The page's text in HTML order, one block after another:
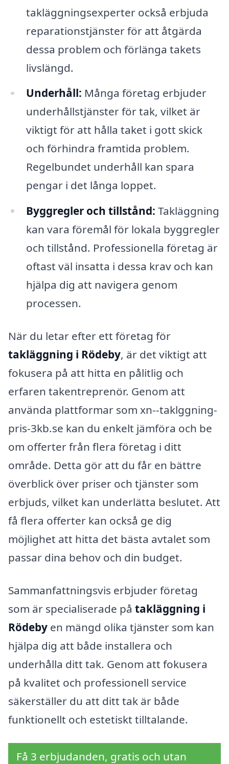
takläggningsexperter också erbjuda
reparationstjänster för att åtgärda
dessa problem och förlänga takets
livslängd.
Underhåll: Många företag erbjuder
underhållstjänster för tak, vilket är
viktigt för att hålla taket i gott skick
och förhindra framtida problem.
Regelbundet underhåll kan spara
pengar i det långa loppet.
Byggregler och tillstånd: Takläggning
kan vara föremål för lokala byggregler
och tillstånd. Professionella företag är
oftast väl insatta i dessa krav och kan
hjälpa dig att navigera genom
processen.
När du letar efter ett företag för
takläggning i Rödeby, är det viktigt att
fokusera på att hitta en pålitlig och
erfaren takentreprenör. Genom att
använda plattformar som xn--taklggning-
pris-3kb.se kan du enkelt jämföra och be
om offerter från flera företag i ditt
område. Detta gör att du får en bättre
överblick över priser och tjänster som
erbjuds, vilket kan underlätta beslutet. Att
få flera offerter kan också ge dig
möjlighet att hitta det bästa avtalet som
passar dina behov och din budget.
Sammanfattningsvis erbjuder företag
som är specialiserade på takläggning i
Rödeby en mängd olika tjänster som kan
hjälpa dig att både installera och
underhålla ditt tak. Genom att fokusera
på kvalitet och professionell service
säkerställer du att ditt tak är både
funktionellt och estetiskt tilltalande.
Få 3 erbjudanden, gratis och utan